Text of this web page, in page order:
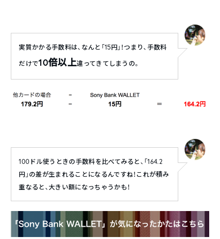
実質かかる手数料は、なんと「15円」！つまり、手数料
だけで10倍以上違ってきてしまうの。
100ドル使うときの手数料を比べてみると、「164.2
円」の差が生まれることになるんですね！これが積み
重なると、大きい額になっちゃうかも！